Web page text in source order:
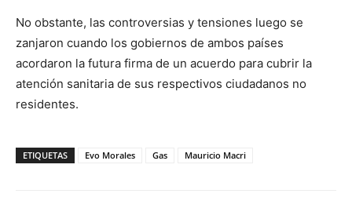
No obstante, las controversias y tensiones luego se
zanjaron cuando los gobiernos de ambos países
acordaron la futura firma de un acuerdo para cubrir la
atención sanitaria de sus respectivos ciudadanos no
residentes.
ETIQUETAS Evo Morales Gas Mauricio Macri